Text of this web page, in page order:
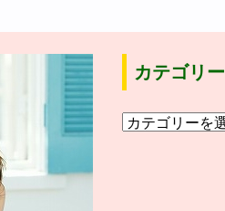
カテゴリー
カ